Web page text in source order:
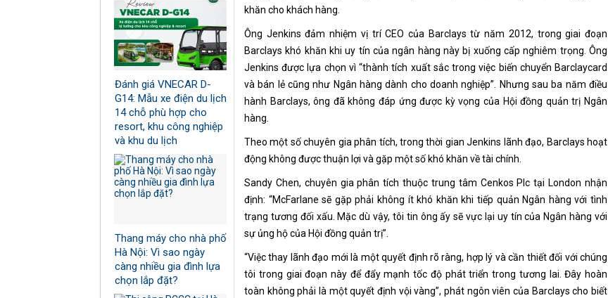
khăn cho khách hàng.
Ông Jenkins đảm nhiệm vị trí CEO của Barclays từ năm 2012, trong giai đoạn
Barclays khó khăn khi uy tín của ngân hàng này bị xuống cấp nghiêm trọng. Ông
Jenkins được lựa chọn vì “thành tích xuất sắc trong việc biến chuyển Barclaycard
và bán lẻ cũng như Ngân hàng dành cho doanh nghiệp”. Nhưng sau ba năm điều
hành Barclays, ông đã không đáp ứng được kỳ vọng của Hội đồng quản trị Ngân
hàng.
Theo một số chuyên gia phân tích, trong thời gian Jenkins lãnh đạo, Barclays hoạt
động không được thuận lợi và gặp một số khó khăn về tài chính.
Sandy Chen, chuyên gia phân tích thuộc trung tâm Cenkos Plc tại London nhận
định: “McFarlane sẽ gặp phải không ít khó khăn khi tiếp quản Ngân hàng với tình
trạng tương đối xấu. Mặc dù vậy, tôi tin ông ấy sẽ vực lại uy tín của Ngân hàng với
sự ủng hộ của Hội đồng quản trị”.
“Việc thay lãnh đạo mới là một quyết định rõ ràng, hợp lý và cần thiết đối với chúng
tôi trong giai đoạn này để đẩy mạnh tốc độ phát triển trong tương lai. Đây hoàn
toàn không phải là một quyết định vội vàng”, phát ngôn viên của Barclays cho biết
Đánh giá VNECAR D-
G14: Mẫu xe điện du lịch
14 chỗ phù hợp cho
resort, khu công nghiệp
và khu du lịch
Thang máy cho nhà phố
Hà Nội: Vì sao ngày
càng nhiều gia đình lựa
chọn lắp đặt?